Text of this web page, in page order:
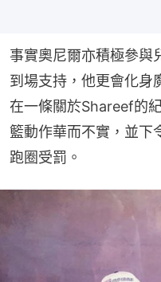
事實奧尼爾亦積極參與
到場支持，他更會化身
在一條關於Shareef的
籃動作華而不實，並下
跑圈受罰。